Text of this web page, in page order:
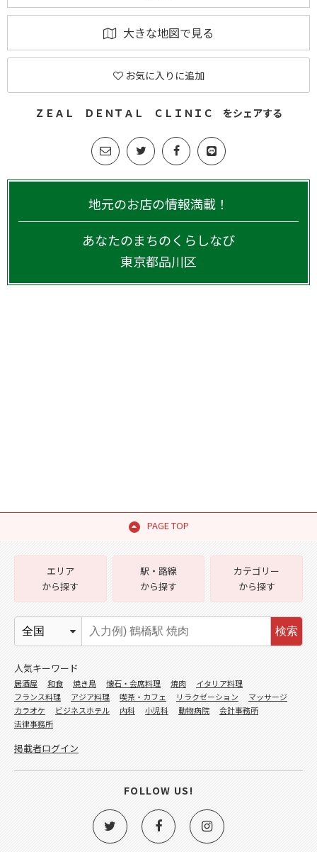
大きな地図で見る
お気に入りに追加
ＺＥＡＬ ＤＥＮＴＡＬ ＣＬＩＮＩＣ をシェアする
地元のお店の情報満載！
あなたのまちのくらしなび
東京都品川区
PAGE TOP
エリア
から探す
駅・路線
から探す
カテゴリー
から探す
検索
人気キーワード
居酒屋 和食 焼き鳥 懐石・会席料理 焼肉
イタリア料理
フランス料理
アジア料理 喫茶・カフェ リラクゼーション
マッサージ
カラオケ
ビジネスホテル 内科 小児科 動物病院
会計事務所
法律事務所
掲載者ログイン
FOLLOW US!